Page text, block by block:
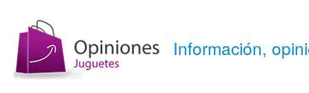
Información,